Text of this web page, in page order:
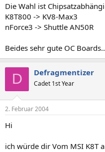
Die Wahl ist
K8T800 -> KV8-Max3
nForce3 -> Shuttle AN50R
Beides sehr gute OC
D Defragmentizer
Cadet 1st Year
2. Februar 2004
Hi
ich würde dir Vom MSI K8T